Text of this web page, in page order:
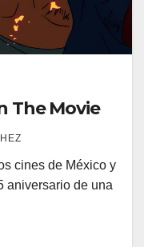
The Movie
cines de México y
aniversario de una